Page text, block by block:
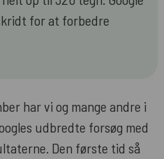
for at forbedre
har vi og mange andre i
udbredte forsøg med
Den første tid så